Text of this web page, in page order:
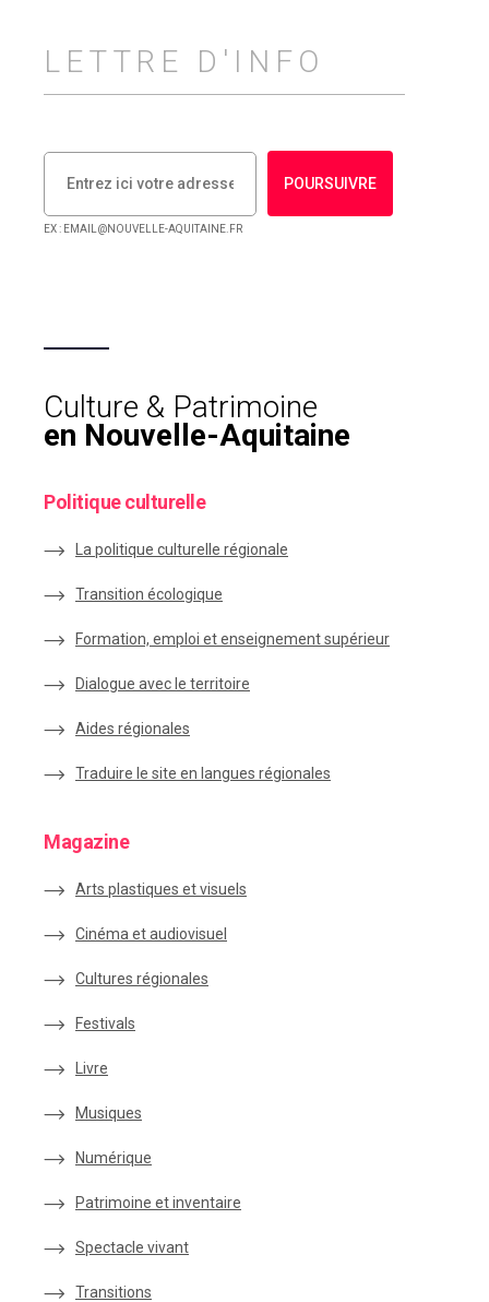
LETTRE D'INFO
POURSUIVRE
EX : EMAIL@NOUVELLE-AQUITAINE.FR
Culture & Patrimoine
en Nouvelle-Aquitaine
Politique culturelle
La politique culturelle régionale
Transition écologique
Formation, emploi et enseignement supérieur
Dialogue avec le territoire
Aides régionales
Traduire le site en langues régionales
Magazine
Arts plastiques et visuels
Cinéma et audiovisuel
Cultures régionales
Festivals
Livre
Musiques
Numérique
Patrimoine et inventaire
Spectacle vivant
Transitions